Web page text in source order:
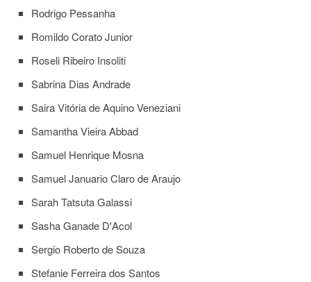
Rodrigo Pessanha
Romildo Corato Junior
Roseli Ribeiro Insoliti
Sabrina Dias Andrade
Saira Vitória de Aquino Veneziani
Samantha Vieira Abbad
Samuel Henrique Mosna
Samuel Januario Claro de Araujo
Sarah Tatsuta Galassi
Sasha Ganade D'Acol
Sergio Roberto de Souza
Stefanie Ferreira dos Santos